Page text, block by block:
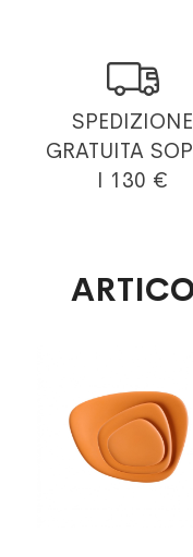

SPEDIZIONE
GRATUITA
I 130 €